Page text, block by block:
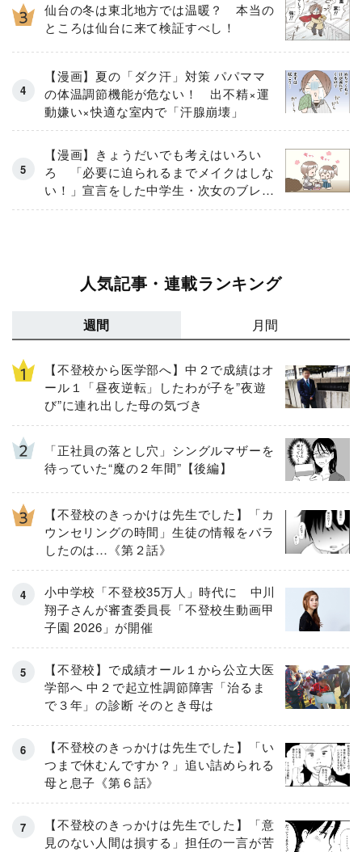
仙台の冬は東北地方では温暖？ 本当の
ところは仙台に来て検証すべし！
【漫画】夏の「ダク汗」対策 パパママ
の体温調節機能が危ない！ 出不精×運
動嫌い×快適な室内で「汗腺崩壊」
【漫画】きょうだいでも考えはいろい
ろ 「必要に迫られるまでメイクはしな
い！」宣言をした中学生・次女のブレな
い信念
人気記事・連載ランキング
週間 月間
【不登校から医学部へ】中２で成績はオ
ール１「昼夜逆転」したわが子を”夜遊
び”に連れ出した母の気づき
「正社員の落とし穴」シングルマザーを
待っていた“魔の２年間”【後編】
【不登校のきっかけは先生でした】「カ
ウンセリングの時間」生徒の情報をバラ
したのは…《第２話》
小中学校「不登校35万人」時代に 中川
翔子さんが審査委員長「不登校生動画甲
子園 2026」が開催
【不登校】で成績オール１から公立大医
学部へ 中２で起立性調節障害「治るま
で３年」の診断 そのとき母は
【不登校のきっかけは先生でした】「い
つまで休むんですか？」追い詰められる
母と息子《第６話》
【不登校のきっかけは先生でした】「意
見のない人間は損する」担任の一言が苦